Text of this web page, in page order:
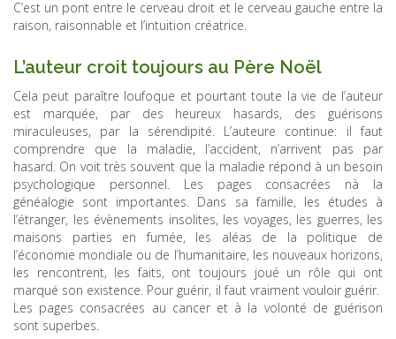
C’est un pont entre le cerveau droit et le cerveau gauche entre la
raison, raisonnable et l’intuition créatrice.
L’auteur croit toujours au Père Noël
Cela peut paraître loufoque et pourtant toute la vie de l’auteur
est marquée, par des heureux hasards, des guérisons
miraculeuses, par la sérendipité. L’auteure continue: il faut
comprendre que la maladie, l’accident, n’arrivent pas par
hasard. On voit très souvent que la maladie répond à un besoin
psychologique personnel. Les pages consacrées nà la
généalogie sont importantes. Dans sa famille, les études à
l’étranger, les évènements insolites, les voyages, les guerres, les
maisons parties en fumée, les aléas de la politique de
l’économie mondiale ou de l’humanitaire, les nouveaux horizons,
les rencontrent, les faits, ont toujours joué un rôle qui ont
marqué son existence. Pour guérir, il faut vraiment vouloir guérir.
Les pages consacrées au cancer et à la volonté de guérison
sont superbes.